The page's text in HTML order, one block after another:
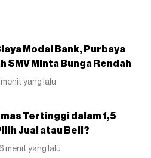
Modal Bank, Purbaya
SMV Minta Bunga Rendah
menit yang lalu
Tertinggi dalam 1,5
Jual atau Beli?
menit yang lalu